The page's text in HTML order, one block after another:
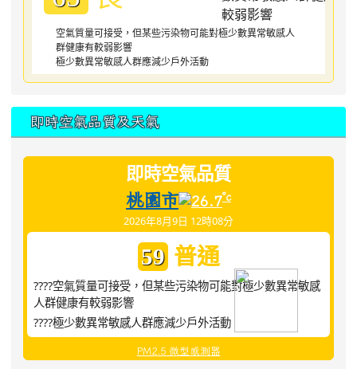
空氣質量可接受，但某些污染物可能對極少數異常敏感人
群健康有較弱影響
極少數異常敏感人群應減少戶外活動
即時空氣品質及天氣
即時空氣品質
桃園市 26.7°c
2026年8月9日 12時08分
59 普通
????空氣質量可接受，但某些污染物可能對極少數異常敏感
人群健康有較弱影響
????極少數異常敏感人群應減少戶外活動
PM2.5 微型感測器